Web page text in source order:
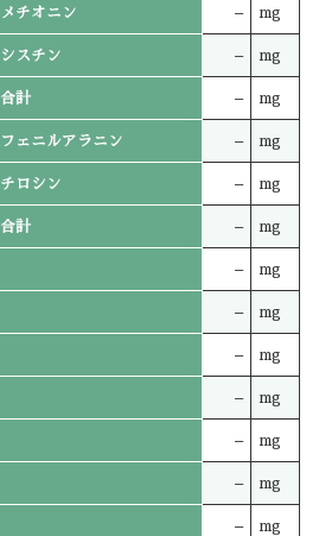
メチオニン – mg
シスチン – mg
合計 – mg
フェニルアラニン – mg
チロシン – mg
合計 – mg
– mg
– mg
– mg
– mg
– mg
– mg
– mg